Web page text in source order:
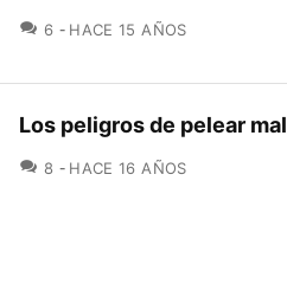
6 COMENTARIOS
HACE 15 AÑOS
Los peligros de pelear mal
8 COMENTARIOS
HACE 16 AÑOS